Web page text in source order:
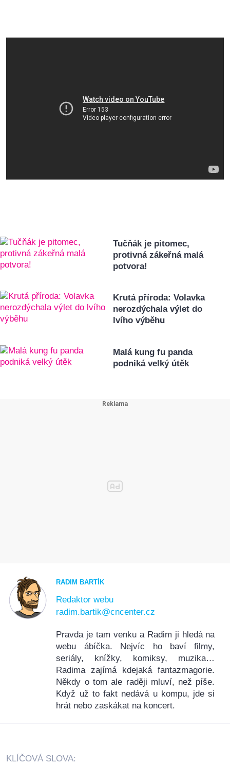
Tučňák je pitomec,
protivná zákeřná malá
potvora!
Krutá příroda: Volavka
nerozdýchala výlet do
lvího výběhu
Malá kung fu panda
podniká velký útěk
RADIM BARTÍK
Redaktor webu
radim.bartik@cncenter.cz
Pravda je tam venku a Radim ji hledá na
webu ábíčka. Nejvíc ho baví filmy,
seriály, knížky, komiksy, muzika…
Radima zajímá kdejaká fantazmagorie.
Někdy o tom ale raději mluví, než píše.
Když už to fakt nedává u kompu, jde si
hrát nebo zaskákat na koncert.
KLÍČOVÁ SLOVA: